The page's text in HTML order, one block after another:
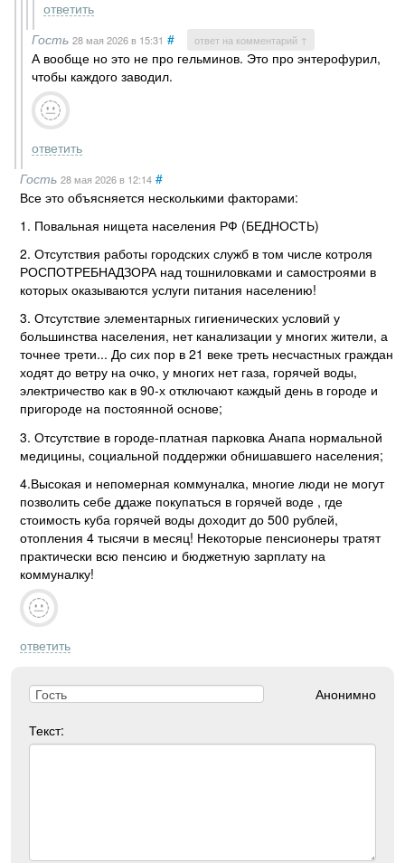
ответить
Гость 28 мая 2026в 15:31 # ответ на комментарий ↑
А вообще но это не про гельминов. Это про энтерофурил,
чтобы каждого заводил.
ответить
Гость 28 мая 2026в 12:14 #
Все это объясняется несколькими факторами:
1. Повальная нищета населения РФ (БЕДНОСТЬ)
2. Отсутствия работы городских служб в том числе котроля
РОСПОТРЕБНАДЗОРА над тошниловками и самостроями в
которых оказываются услуги питания населению!
3. Отсутствие элементарных гигиенических условий у
большинства населения, нет канализации у многих жители, а
точнее трети... До сих пор в 21 веке треть несчастных граждан
ходят до ветру на очко, у многих нет газа, горячей воды,
электричество как в 90-х отключают каждый день в городе и
пригороде на постоянной основе;
3. Отсутствие в городе-платная парковка Анапа нормальной
медицины, социальной поддержки обнишавшего населения;
4.Высокая и непомерная коммуналка, многие люди не могут
позволить себе ддаже покупаться в горячей воде , где
стоимость куба горячей воды доходит до 500 рублей,
отопления 4 тысячи в месяц! Некоторые пенсионеры тратят
практически всю пенсию и бюджетную зарплату на
коммуналку!
ответить
Анонимно
Текст: